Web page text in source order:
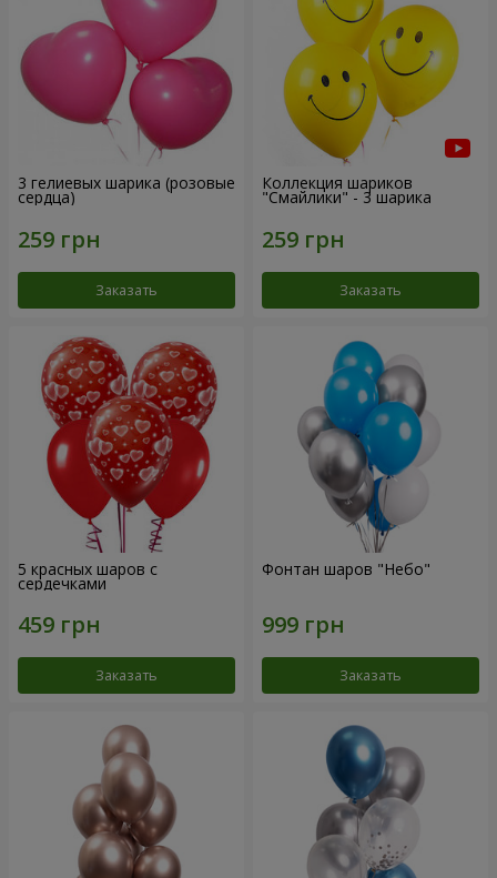
3 гелиевых шарика (розовые
сердца)
Заказать
Коллекция шариков
"Смайлики" - 3 шарика
Заказать
5 красных шаров с
сердечками
Заказать
Фонтан шаров "Небо"
Заказать